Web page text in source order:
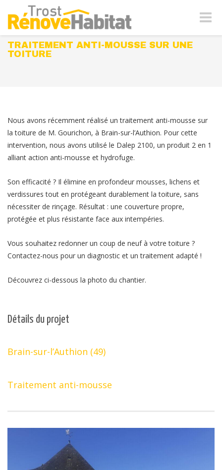
-
TRAITEMENT ANTI-MOUSSE SUR UNE
TOITURE
Nous avons récemment réalisé un traitement anti-mousse sur
la toiture de M. Gourichon, à Brain-sur-l’Authion. Pour cette
intervention, nous avons utilisé le Dalep 2100, un produit 2 en 1
alliant action anti-mousse et hydrofuge.
Son efficacité ? Il élimine en profondeur mousses, lichens et
verdissures tout en protégeant durablement la toiture, sans
nécessiter de rinçage. Résultat : une couverture propre,
protégée et plus résistante face aux intempéries.
Vous souhaitez redonner un coup de neuf à votre toiture ?
Contactez-nous pour un diagnostic et un traitement adapté !
Découvrez ci-dessous la photo du chantier.
Détails du projet
Brain-sur-l’Authion (49)
Traitement anti-mousse